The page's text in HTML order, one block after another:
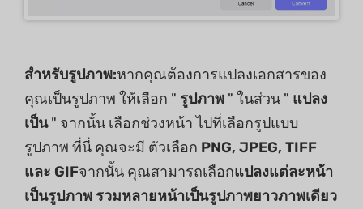
สำหรับรูปภาพ:หากคุณต้องการแปลงเอกสารของ
คุณเป็นรูปภาพ ให้เลือก " รูปภาพ " ในส่วน " แปลง
เป็น" จากนั้น เลือกช่วงหน้า ไปที่เลือกรูปแบบ
รูปภาพ ที่นี่ คุณจะมี ตัวเลือก PNG, JPEG, TIFF
และ GIFจากนั้น คุณสามารถเลือกแปลงแต่ละหน้า
เป็นรูปภาพ รวมหลายหน้าเป็นรูปภาพยาวภาพเดียว